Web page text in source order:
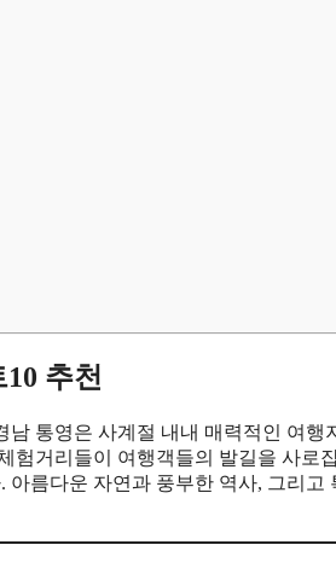
추천
통영은 사계절 내내 매력적인 여행
험거리들이 여행객들의 발길을 사로
아름다운 자연과 풍부한 역사, 그리